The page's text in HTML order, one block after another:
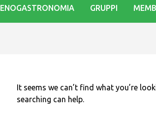
ENOGASTRONOMIA GRUPPI
It seems we can’t find what you’re
searching can help.